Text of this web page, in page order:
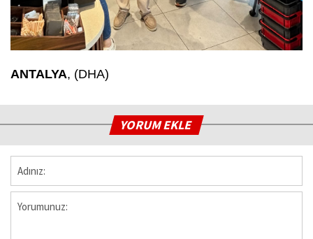
ANTALYA, (DHA)
YORUM EKLE